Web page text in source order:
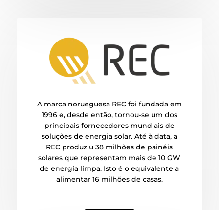
A marca norueguesa REC foi fundada em
1996 e, desde então, tornou-se um dos
principais fornecedores mundiais de
soluções de energia solar. Até à data, a
REC produziu 38 milhões de painéis
solares que representam mais de 10 GW
de energia limpa. Isto é o equivalente a
alimentar 16 milhões de casas.